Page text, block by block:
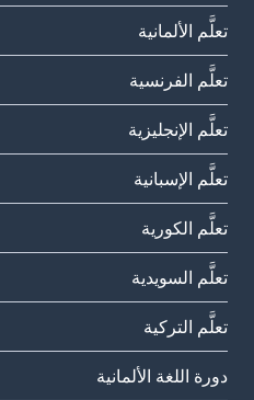
تعلَّم الألمانية
تعلَّم الفرنسية
تعلَّم الإنجليزية
تعلَّم الإسبانية
تعلَّم الكورية
تعلَّم السويدية
تعلَّم التركية
دورة اللغة الألمانية